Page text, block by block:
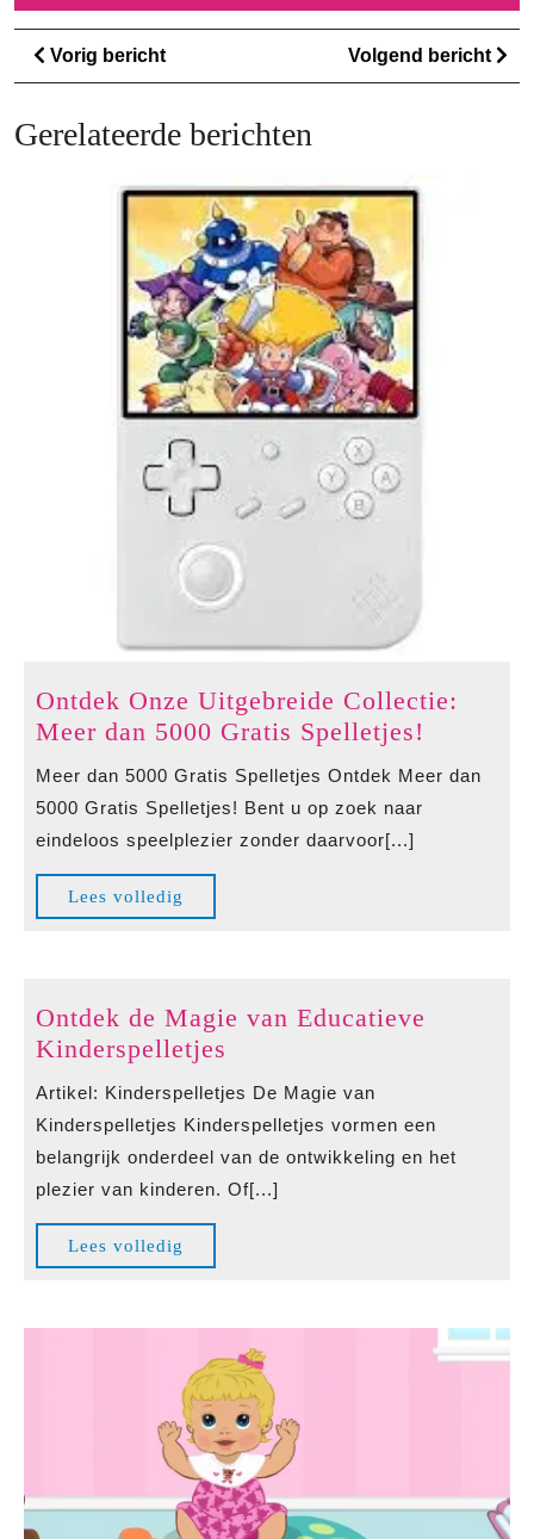
Berichtnavigatie
Vorig berichtVorig
bericht
Volgend bericht
Gerelateerde berichten
Ontdek Onze Uitgebreide Collectie:
Meer dan 5000 Gratis Spelletjes!
Onze
Meer dan 5000 Gratis Spelletjes Ontdek Meer dan
5000 Gratis Spelletjes! Bent u op zoek naar
eindeloos speelplezier zonder daarvoor[...]
Lees volledig
volledig
Ontdek de Magie van Educatieve
Kinderspelletjes
Magie
van
Educatieve
Kinderspelletjes
Artikel: Kinderspelletjes De Magie van
Kinderspelletjes Kinderspelletjes vormen een
belangrijk onderdeel van de ontwikkeling en het
plezier van kinderen. Of[...]
Lees volledig
volledig